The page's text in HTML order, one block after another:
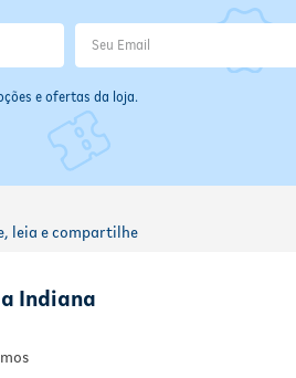
e ofertas da loja.
leia e compartilhe
Indiana